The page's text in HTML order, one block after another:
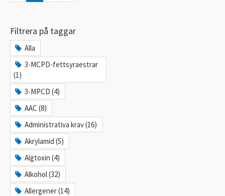
Filtrera på taggar
Alla
3-MCPD-fettsyraestrar
(1)
3-MPCD (4)
AAC (8)
Administrativa krav (16)
Akrylamid (5)
Algtoxin (4)
Alkohol (32)
Allergener (14)